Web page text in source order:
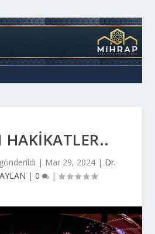
| Mar 29, 2024 | Dr.
| 0 |